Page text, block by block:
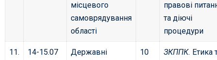
місцевого
самоврядування
області
правові
та діючі
процедури
11. 14-15.07
Державні
10 ЗКППК. Етика